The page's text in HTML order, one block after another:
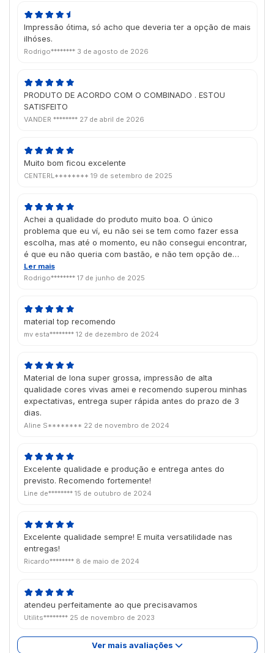
Impressão ótima, só acho que deveria ter a opção de mais
ilhóses.
Rodrigo******** 3 de agosto de 2026
PRODUTO DE ACORDO COM O COMBINADO . ESTOU
SATISFEITO
VANDER ******** 27 de abril de 2026
Muito bom ficou excelente
CENTERL******** 19 de setembro de 2025
Achei a qualidade do produto muito boa. O único
problema que eu ví, eu não sei se tem como fazer essa
escolha, mas até o momento, eu não consegui encontrar,
é que eu não queria com bastão, e não tem opção de
ilhós extra, o que atrapalha, pois o banner ficará em uma
moldura para banner
Ler mais
Rodrigo******** 17 de junho de 2025
material top recomendo
mv esta******** 12 de dezembro de 2024
Material de lona super grossa, impressão de alta
qualidade cores vivas amei e recomendo superou minhas
expectativas, entrega super rápida antes do prazo de 3
dias.
Aline S******** 22 de novembro de 2024
Excelente qualidade e produção e entrega antes do
previsto. Recomendo fortemente!
Line de******** 15 de outubro de 2024
Excelente qualidade sempre! E muita versatilidade nas
entregas!
Ricardo******** 8 de maio de 2024
atendeu perfeitamente ao que precisavamos
Utilits******** 25 de novembro de 2023
Ver mais avaliações